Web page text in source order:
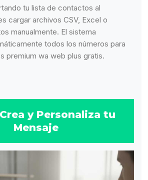
tu lista de contactos al
cargar archivos CSV, Excel o
manualmente. El sistema
todos los números para
premium wa web plus gratis.
y Personaliza tu
Mensaje